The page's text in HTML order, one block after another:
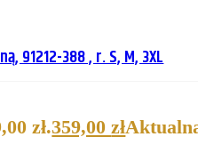
91212-388 , r. S, M, 3XL
zł.359,00zł